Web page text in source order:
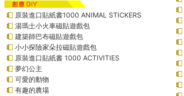
原裝進口貼紙書1000 ANIMAL STICKERS
湯瑪士小火車磁貼遊戲包
建築師巴布磁貼遊戲包
小小探險家朵拉磁貼遊戲包
原裝進口貼紙書 1000 ACTIVITIES
夢幻公主
可愛的動物
有趣的農場